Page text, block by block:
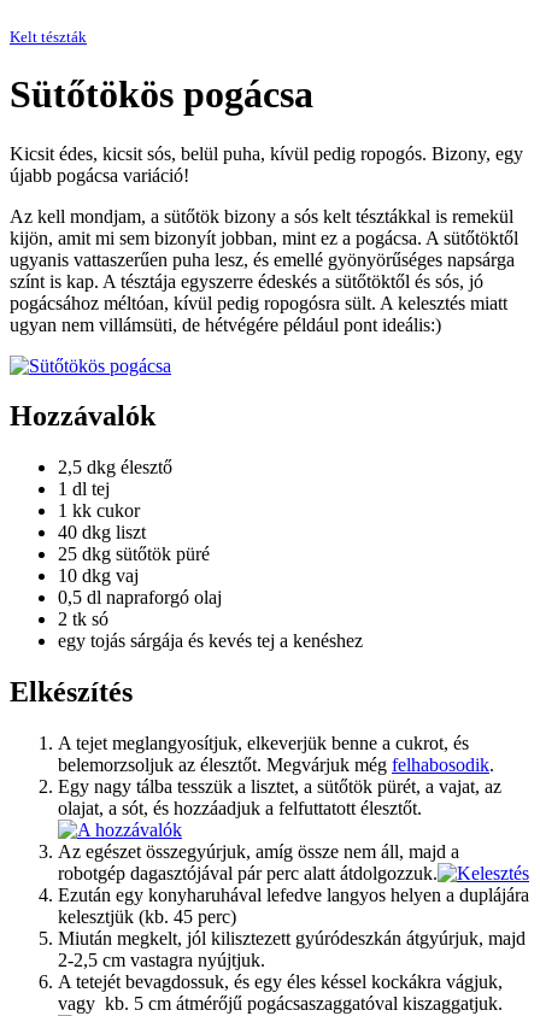
Kelt tészták
Sütőtökös pogácsa
Kicsit édes, kicsit sós, belül puha, kívül pedig ropogós. Bizony, egy
újabb pogácsa variáció!
Az kell mondjam, a sütőtök bizony a sós kelt tésztákkal is remekül
kijön, amit mi sem bizonyít jobban, mint ez a pogácsa. A sütőtöktől
ugyanis vattaszerűen puha lesz, és emellé gyönyörűséges napsárga
színt is kap. A tésztája egyszerre édeskés a sütőtöktől és sós, jó
pogácsához méltóan, kívül pedig ropogósra sült. A kelesztés miatt
ugyan nem villámsüti, de hétvégére például pont ideális:)
Hozzávalók
2,5 dkg élesztő
1 dl tej
1 kk cukor
40 dkg liszt
25 dkg sütőtök püré
10 dkg vaj
0,5 dl napraforgó olaj
2 tk só
egy tojás sárgája és kevés tej a kenéshez
Elkészítés
A tejet meglangyosítjuk, elkeverjük benne a cukrot, és
belemorzsoljuk az élesztőt. Megvárjuk még felhabosodik.
Egy nagy tálba tesszük a lisztet, a sütőtök pürét, a vajat, az
olajat, a sót, és hozzáadjuk a felfuttatott élesztőt.
Az egészet összegyúrjuk, amíg össze nem áll, majd a
robotgép dagasztójával pár perc alatt átdolgozzuk.
Ezután egy konyharuhával lefedve langyos helyen a duplájára
kelesztjük (kb. 45 perc)
Miután megkelt, jól kilisztezett gyúródeszkán átgyúrjuk, majd
2-2,5 cm vastagra nyújtjuk.
A tetejét bevagdossuk, és egy éles késsel kockákra vágjuk,
vagy kb. 5 cm átmérőjű pogácsaszaggatóval kiszaggatjuk.